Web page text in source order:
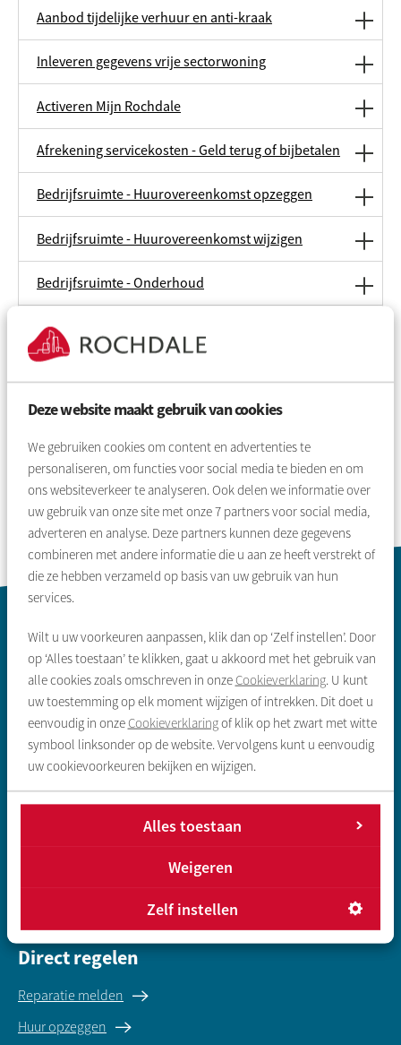
Deze website maakt gebruik van cookies
We gebruiken cookies om content en advertenties te
personaliseren, om functies voor social media te bieden en om
ons websiteverkeer te analyseren. Ook delen we informatie over
uw gebruik van onze site met onze7 partners voor social media,
adverteren en analyse. Deze partners kunnen deze gegevens
combineren met andere informatie die u aan ze heeft verstrekt of
die ze hebben verzameld op basis van uw gebruik van hun
services.
Wilt u uw voorkeuren aanpassen, klik dan op ‘Zelf instellen’. Door
op ‘Alles toestaan’ te klikken, gaat u akkoord met het gebruik van
alle cookies zoals omschreven in onze Cookieverklaring. U kunt
uw toestemming op elk moment wijzigen of intrekken. Dit doet u
eenvoudig in onze Cookieverklaringof klik op het zwart met witte
symbool linksonder op de website. Vervolgens kunt u eenvoudig
uw cookievoorkeuren bekijken en wijzigen.
Alles toestaan
Weigeren
Zelf instellen
Aanbod tijdelijke verhuur en anti-kraak
Inleveren gegevens vrije sectorwoning
Activeren Mijn Rochdale
Afrekening servicekosten - Geld terug of bijbetalen
Bedrijfsruimte - Huurovereenkomst opzeggen
Bedrijfsruimte - Huurovereenkomst wijzigen
Bedrijfsruimte - Onderhoud
Belangrijke documenten bij uw huurcontract vrije
sector
Selecteer een pagina
1 2 3 4 5 6 7
Zoeken & aanbod
Sociale huurwoning
Vrije sector huurwoning
Direct regelen
Reparatie melden
Huur opzeggen